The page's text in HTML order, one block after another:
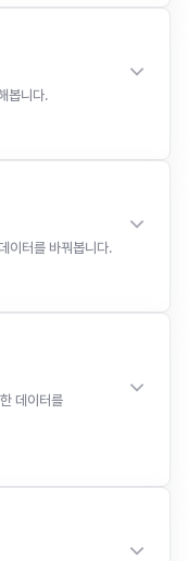
봅니다.
이터를 바꿔봅니다.
데이터를